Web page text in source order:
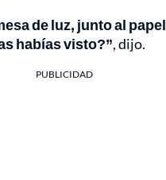
de luz, junto al papel
habías visto?”, dijo.
PUBLICIDAD